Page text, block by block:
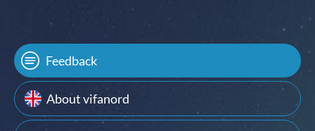
Feedback
About vifanord